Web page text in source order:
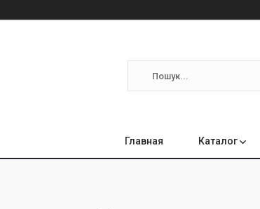
Главная Каталог